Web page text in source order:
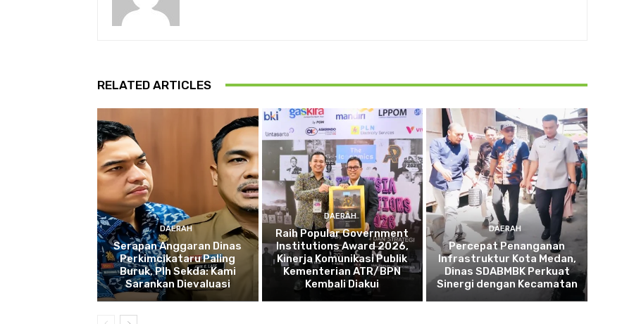
RELATED ARTICLES
DAERAH
Serapan Anggaran Dinas
Perkimcikataru Paling
Buruk, Plh Sekda: Kami
Sarankan Dievaluasi
DAERAH
Raih Popular Government
Institutions Award 2026,
Kinerja Komunikasi Publik
Kementerian ATR/BPN
Kembali Diakui
DAERAH
Percepat Penanganan
Infrastruktur Kota Medan,
Dinas SDABMBK Perkuat
Sinergi dengan Kecamatan